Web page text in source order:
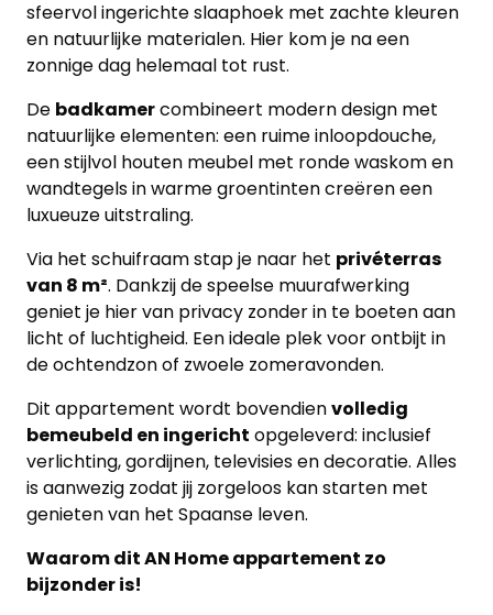
Panden
Over
ons
Ons
team
Ons
kantoor
Onze
Contacteer
ons
Blog
Cookies
sfeervol ingerichte slaaphoek met zachte kleuren
en natuurlijke materialen. Hier kom je na een
zonnige dag helemaal tot rust.
De badkamercombineert modern design met
natuurlijke elementen: een ruime inloopdouche,
een stijlvol houten meubel met ronde waskom en
wandtegels in warme groentinten creëren een
luxueuze uitstraling.
Via het schuifraam stap je naar het privéterras
van 8 m². Dankzij de speelse muurafwerking
geniet je hier van privacy zonder in te boeten aan
licht of luchtigheid. Een ideale plek voor ontbijt in
de ochtendzon of zwoele zomeravonden.
Dit appartement wordt bovendienvolledig
bemeubeld en ingericht opgeleverd: inclusief
verlichting, gordijnen, televisies en decoratie. Alles
is aanwezig zodat jij zorgeloos kan starten met
genieten van het Spaanse leven.
Waarom dit AN Home appartement zo
bijzonder is!